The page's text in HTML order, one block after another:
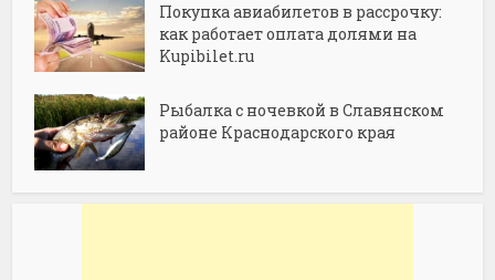
Покупка авиабилетов в рассрочку:
как работает оплата долями на
Kupibilet.ru
Рыбалка с ночевкой в Славянском
районе Краснодарского края